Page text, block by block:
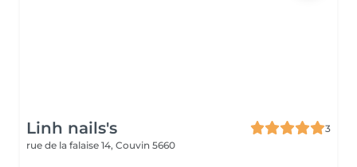
Linh nails's
3
rue de la falaise 14, Couvin 5660